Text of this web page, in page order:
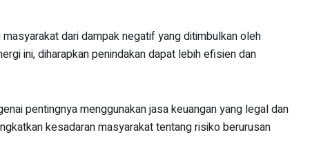
dari dampak negatif yang ditimbulkan oleh
ini, diharapkan penindakan dapat lebih efisien dan
pentingnya menggunakan jasa keuangan yang legal dan
kesadaran masyarakat tentang risiko berurusan